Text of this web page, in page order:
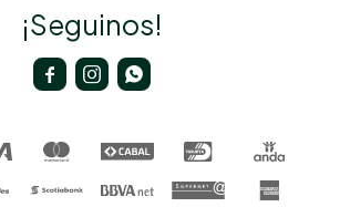
¡Seguinos!
  